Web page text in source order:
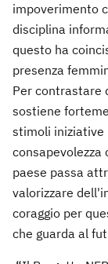
impoverimento
disciplina
questo ha
presenza
Per contrastare
sostiene
stimoli
consapevolezza
paese passa
valorizzare
coraggio per
che guarda al